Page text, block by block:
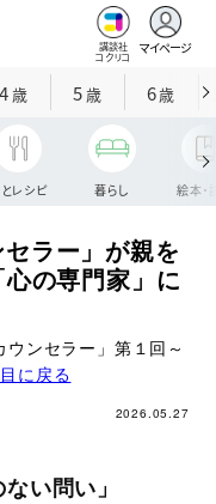
講談社
コクリコ
マイページ
4歳 5歳 6歳
レシピ 暮らし 絵本・
ラー」が親を
の専門家」に
ンセラー」第１回～
に戻る
2026.05.27
い問い」